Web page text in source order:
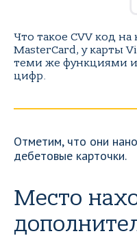
Что такое CVV код на
MasterCard, у карты
теми же функциями
цифр.
Отметим, что они
дебетовые карточки.
Место